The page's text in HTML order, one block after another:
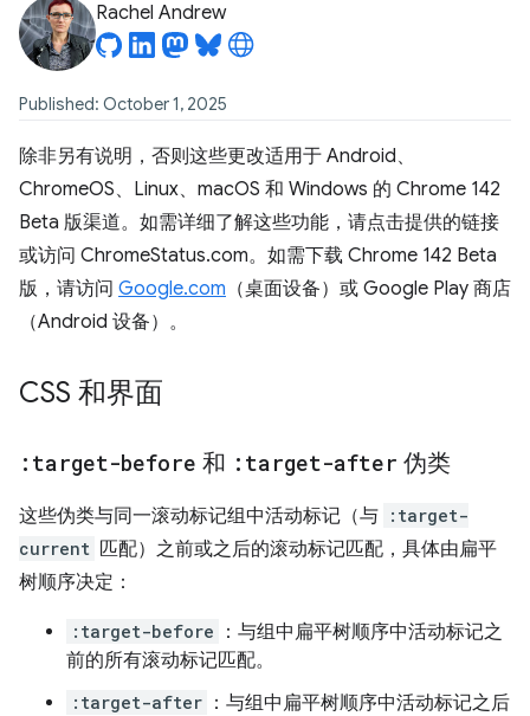
Rachel Andrew
Published: October 1, 2025
除非另有说明，否则这些更改适用于 Android、
ChromeOS、Linux、macOS 和 Windows 的 Chrome 142
Beta 版渠道。如需详细了解这些功能，请点击提供的链接
或访问 ChromeStatus.com。如需下载 Chrome 142 Beta
版，请访问 Google.com （桌面设备）或 Google Play 商店
（Android 设备）。
CSS 和界面
:target-before 和 :target-after 伪类
这些伪类与同一滚动标记组中活动标记（与 :target-
current 匹配）之前或之后的滚动标记匹配，具体由扁平
树顺序决定：
:target-before
：与组中扁平树顺序中活动标记之
前的所有滚动标记匹配。
:target-after ：与组中扁平树顺序中活动标记之后